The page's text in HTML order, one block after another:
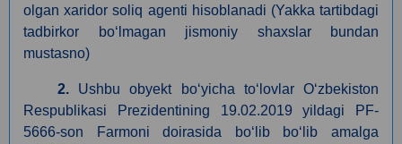
olgan xaridor soliq agenti hisoblanadi (Yakka tartibdagi
tadbirkor boʻlmagan jismoniy shaxslar bundan
mustasno)
2. Ushbu obyekt boʻyicha toʻlovlar Oʻzbekiston
Respublikasi Prezidentining 19.02.2019 yildagi PF-
5666-son Farmoni doirasida boʻlib boʻlib amalga